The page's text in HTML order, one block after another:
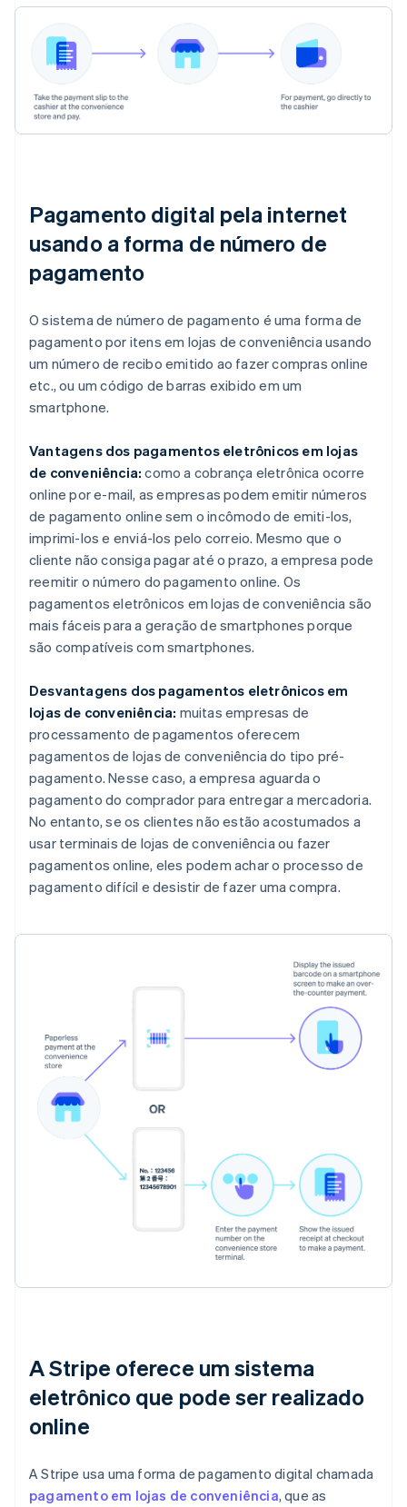
Pagamento digital pela internet
usando a forma de número de
pagamento
O sistema de número de pagamento é uma forma de
pagamento por itens em lojas de conveniência usando
um número de recibo emitido ao fazer compras online
etc., ou um código de barras exibido em um
smartphone.
Vantagens dos pagamentos eletrônicos em lojas
de conveniência: como a cobrança eletrônica ocorre
online por e-mail, as empresas podem emitir números
de pagamento online sem o incômodo de emiti-los,
imprimi-los e enviá-los pelo correio. Mesmo que o
cliente não consiga pagar até o prazo, a empresa pode
reemitir o número do pagamento online. Os
pagamentos eletrônicos em lojas de conveniência são
mais fáceis para a geração de smartphones porque
são compatíveis com smartphones.
Desvantagens dos pagamentos eletrônicos em
lojas de conveniência: muitas empresas de
processamento de pagamentos oferecem
pagamentos de lojas de conveniência do tipo pré-
pagamento. Nesse caso, a empresa aguarda o
pagamento do comprador para entregar a mercadoria.
No entanto, se os clientes não estão acostumados a
usar terminais de lojas de conveniência ou fazer
pagamentos online, eles podem achar o processo de
pagamento difícil e desistir de fazer uma compra.
A Stripe oferece um sistema
eletrônico que pode ser realizado
online
A Stripe usa uma forma de pagamento digital chamada
pagamento em lojas de conveniência, que as